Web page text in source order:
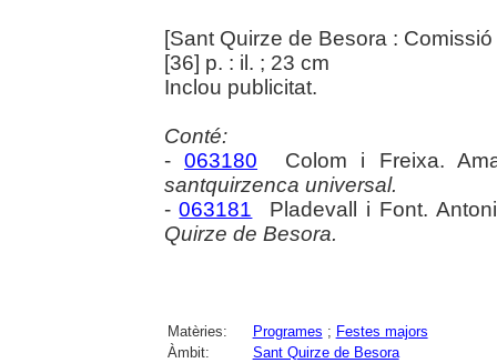
[Sant Quirze de Besora :
[36] p. : il. ; 23 cm
Inclou publicitat.
Conté:
-063180 Colom i Freixa.
santquirzenca universal.
-063181 Pladevall i Font.
Quirze de Besora.
Matèries: Programes ; Festes majors
Àmbit:
Sant Quirze de Besora